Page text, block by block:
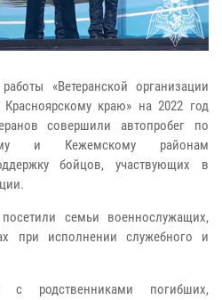
«Ветеранской организации
краю» на 2022 год
совершили автопробег по
и Кежемскому районам
бойцов, участвующих в
семьи военнослужащих,
при исполнении служебного и
с родственниками погибших,